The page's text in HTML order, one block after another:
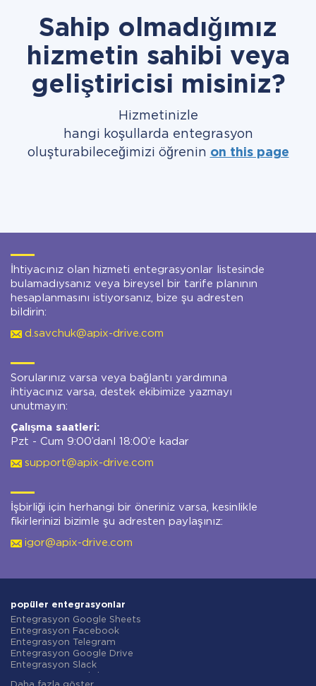
Sahip olmadığımız
hizmetin sahibi veya
geliştiricisi misiniz?
Hizmetinizle
hangi koşullarda entegrasyon
oluşturabileceğimizi öğrenin on this page
İhtiyacınız olan hizmeti entegrasyonlar listesinde
bulamadıysanız veya bireysel bir tarife planının
hesaplanmasını istiyorsanız, bize şu adresten
bildirin:
d.savchuk@apix-drive.com
Sorularınız varsa veya bağlantı yardımına
ihtiyacınız varsa, destek ekibimize yazmayı
unutmayın:
Çalışma saatleri:
Pzt - Cum 9:00’danl 18:00’e kadar
support@apix-drive.com
İşbirliği için herhangi bir öneriniz varsa, kesinlikle
fikirlerinizi bizimle şu adresten paylaşınız:
igor@apix-drive.com
popüler entegrasyonlar
Entegrasyon Google Sheets
Entegrasyon Facebook
Entegrasyon Telegram
Entegrasyon Google Drive
Entegrasyon Slack